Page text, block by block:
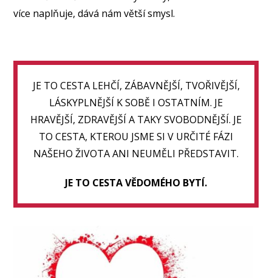
více naplňuje, dává nám větší smysl.
JE TO CESTA LEHČÍ, ZÁBAVNĚJŠÍ, TVOŘIVĚJŠÍ,
LÁSKYPLNĚJŠÍ K SOBĚ I OSTATNÍM. JE
HRAVĚJŠÍ, ZDRAVĚJŠÍ A TAKY SVOBODNĚJŠÍ. JE
TO CESTA, KTEROU JSME SI V URČITÉ FÁZI
NAŠEHO ŽIVOTA ANI NEUMĚLI PŘEDSTAVIT.
JE TO CESTA VĚDOMÉHO BYTÍ.